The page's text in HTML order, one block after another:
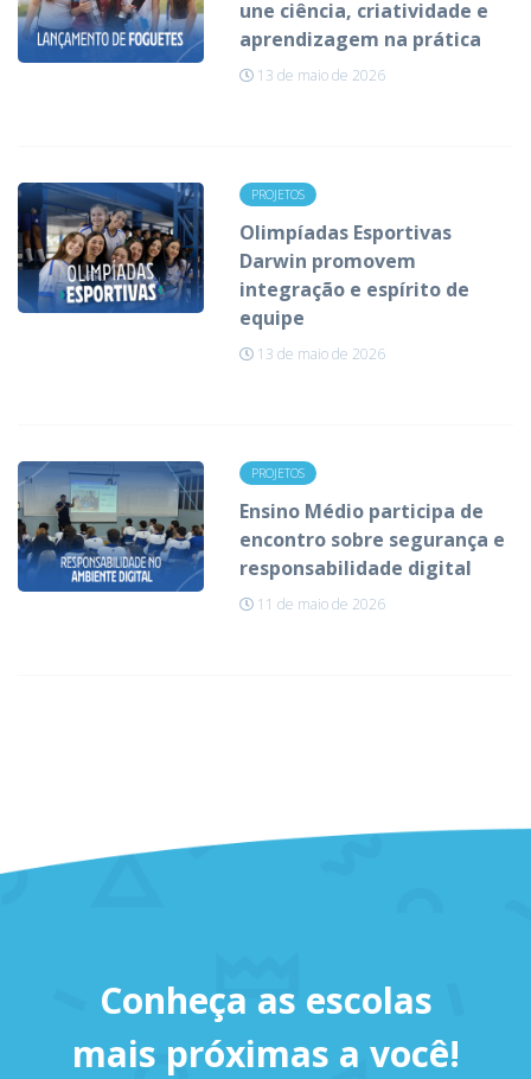
une ciência, criatividade e
aprendizagem na prática
13 de maio de 2026
PROJETOS
Olimpíadas Esportivas
Darwin promovem
integração e espírito de
equipe
13 de maio de 2026
PROJETOS
Ensino Médio participa de
encontro sobre segurança e
responsabilidade digital
11 de maio de 2026
Conheça as escolas
mais próximas a você!